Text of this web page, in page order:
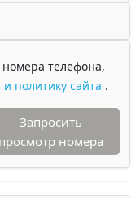
телефона,
политику сайта .
Запросить
просмотр номера